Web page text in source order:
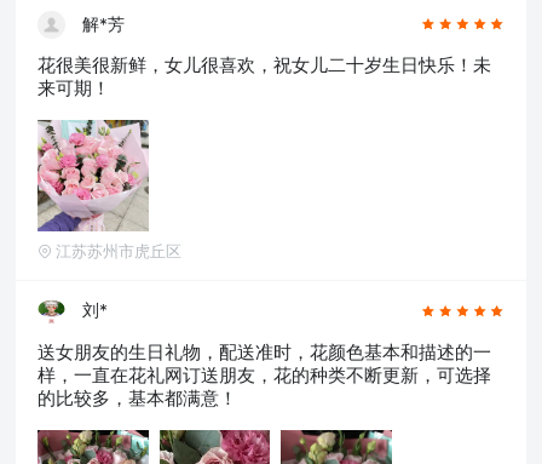
解*芳
花很美很新鲜，女儿很喜欢，祝女儿二十岁生日快乐！未
来可期！
江苏苏州市虎丘区
刘*
送女朋友的生日礼物，配送准时，花颜色基本和描述的一
样，一直在花礼网订送朋友，花的种类不断更新，可选择
的比较多，基本都满意！